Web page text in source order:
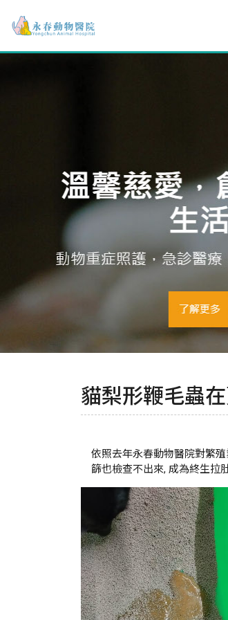
貓梨形鞭毛蟲
依照去年永春動物醫院對繁
篩也檢查不出來, 成為終生拉